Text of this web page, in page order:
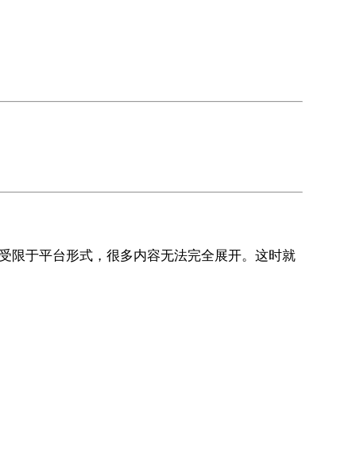
限于平台形式，很多内容无法完全展开。这时就